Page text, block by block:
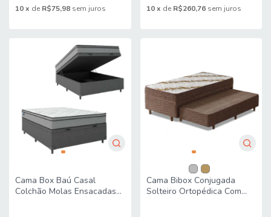
10x de R$75,98 sem juros 10 x de R$260,76 sem juros
Cama Box Baú Casal
Colchão Molas Ensacadas
Cama Bibox Conjugada
Solteiro Ortopédica Com